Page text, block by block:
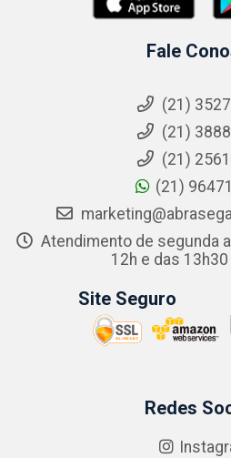
Fale
(21)
(21)
(21)
(21)
Atendimento de segunda
12h e das
Site Seguro
Redes